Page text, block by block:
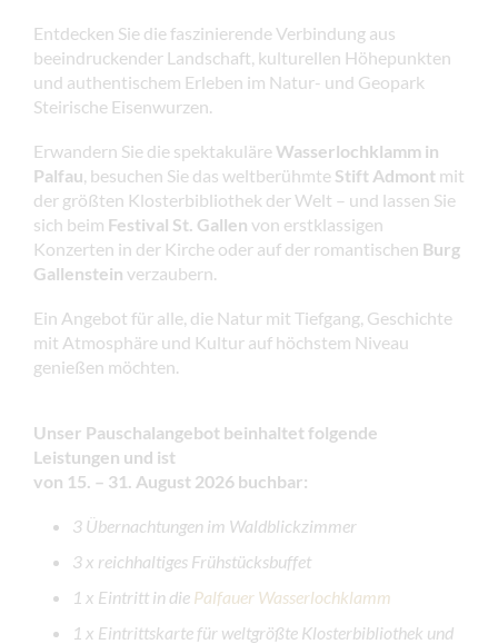
Entdecken Sie die faszinierende Verbindung aus
beeindruckender Landschaft, kulturellen Höhepunkten
und authentischem Erleben im Natur- und Geopark
Steirische Eisenwurzen.
Erwandern Sie die spektakuläreWasserlochklamm in
Palfau , besuchen Sie das weltberühmte Stift Admont mit
der größten Klosterbibliothek der Welt – und lassen Sie
sich beim Festival St. Gallen von erstklassigen
Konzerten in der Kirche oder auf der romantischen Burg
Gallenstein verzaubern.
Ein Angebot für alle, die Natur mit Tiefgang, Geschichte
mit Atmosphäre und Kultur auf höchstem Niveau
genießen möchten.
Unser Pauschalangebot beinhaltet folgende
Leistungen und ist
von 15. – 31. August 2026 buchbar:
3 Übernachtungen im Waldblickzimmer
3 x reichhaltiges Frühstücksbuffet
1 x Eintritt in die Palfauer Wasserlochklamm
1 x Eintrittskarte für weltgrößte Klosterbibliothek und